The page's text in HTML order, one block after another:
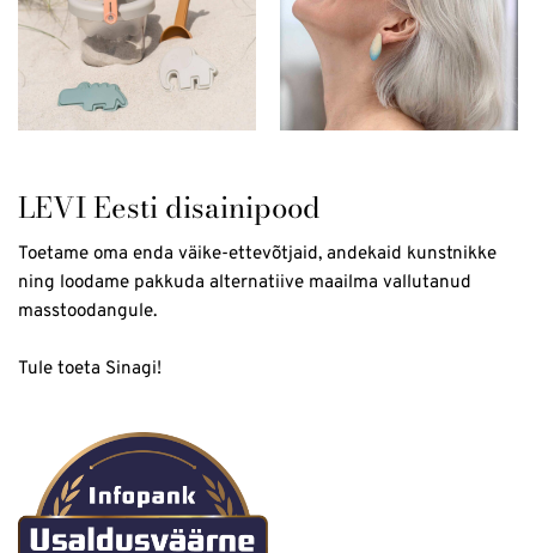
LEVI Eesti disainipood
Toetame oma enda väike-ettevõtjaid, andekaid kunstnikke
ning loodame pakkuda alternatiive maailma vallutanud
masstoodangule.
Tule toeta Sinagi!